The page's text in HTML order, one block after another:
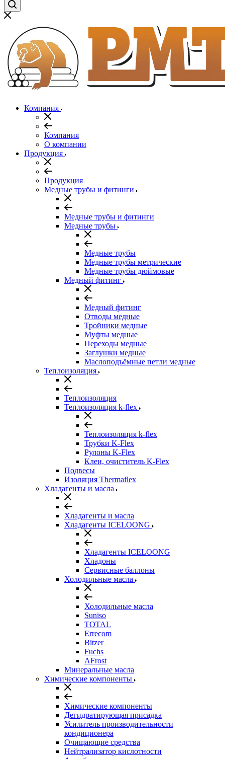
Компания
Компания
О компании
Продукция
Продукция
Медные трубы и фитинги
Медные трубы и фитинги
Медные трубы
Медные трубы
Медные трубы метрические
Медные трубы дюймовые
Медный фитинг
Медный фитинг
Отводы медные
Тройники медные
Муфты медные
Переходы медные
Заглушки медные
Маслоподъёмные петли медные
Теплоизоляция
Теплоизоляция
Теплоизоляция k-flex
Теплоизоляция k-flex
Трубки K-Flex
Рулоны K-Flex
Клеи, очиститель K-Flex
Подвесы
Изоляция Thermaflex
Хладагенты и масла
Хладагенты и масла
Хладагенты ICELOONG
Хладагенты ICELOONG
Хладоны
Сервисные баллоны
Холодильные масла
Холодильные масла
Suniso
TOTAL
Errecom
Bitzer
Fuchs
AFrost
Минеральные масла
Химические компоненты
Химические компоненты
Дегидратирующая присадка
Усилитель производительности
кондиционера
Очищающие средства
Нейтрализатор кислотности